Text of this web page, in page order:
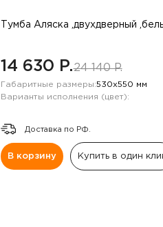
Тумба Аляска ,двухдверный
14 630 P.24 140 P.
Габаритные размеры:530х550 мм
Варианты исполнения (цвет):
Доставка по РФ.
В корзину Купить в один